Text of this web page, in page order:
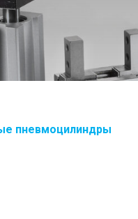
пневмоцилиндры